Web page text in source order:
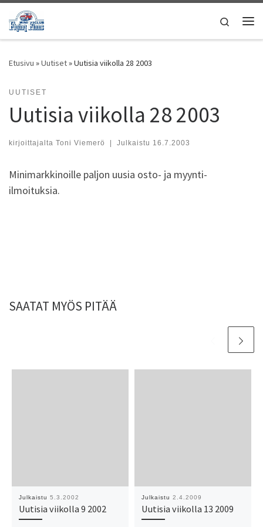
Skip to content
Search
Etusivu »Uutiset»Uutisia viikolla 28 2003
UUTISET
Uutisia viikolla 28 2003
kirjoittajalta Toni Viemerö | Julkaistu 16.7.2003
Minimarkkinoille paljon uusia osto- ja myynti-
ilmoituksia.
SAATAT MYÖS PITÄÄ
Julkaistu 5.3.2002
Uutisia viikolla 9 2002
Julkaistu 2.4.2009
Uutisia viikolla 13 2009